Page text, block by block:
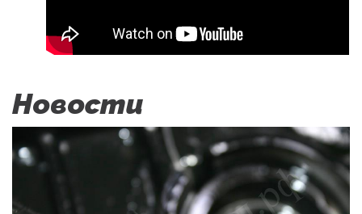
Новости